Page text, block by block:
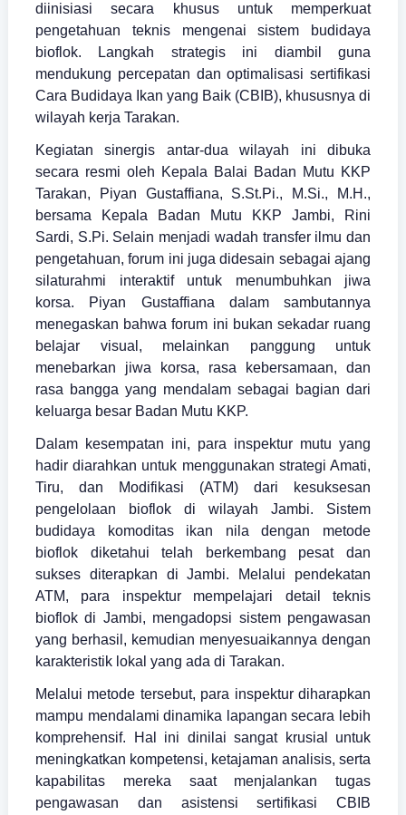
diinisiasi secara khusus untuk memperkuat
pengetahuan teknis mengenai sistem budidaya
bioflok. Langkah strategis ini diambil guna
mendukung percepatan dan optimalisasi sertifikasi
Cara Budidaya Ikan yang Baik (CBIB), khususnya di
wilayah kerja Tarakan.
Kegiatan sinergis antar-dua wilayah ini dibuka
secara resmi oleh Kepala Balai Badan Mutu KKP
Tarakan, Piyan Gustaffiana, S.St.Pi., M.Si., M.H.,
bersama Kepala Badan Mutu KKP Jambi, Rini
Sardi, S.Pi. Selain menjadi wadah transfer ilmu dan
pengetahuan, forum ini juga didesain sebagai ajang
silaturahmi interaktif untuk menumbuhkan jiwa
korsa. Piyan Gustaffiana dalam sambutannya
menegaskan bahwa forum ini bukan sekadar ruang
belajar visual, melainkan panggung untuk
menebarkan jiwa korsa, rasa kebersamaan, dan
rasa bangga yang mendalam sebagai bagian dari
keluarga besar Badan Mutu KKP.
Dalam kesempatan ini, para inspektur mutu yang
hadir diarahkan untuk menggunakan strategi Amati,
Tiru, dan Modifikasi (ATM) dari kesuksesan
pengelolaan bioflok di wilayah Jambi. Sistem
budidaya komoditas ikan nila dengan metode
bioflok diketahui telah berkembang pesat dan
sukses diterapkan di Jambi. Melalui pendekatan
ATM, para inspektur mempelajari detail teknis
bioflok di Jambi, mengadopsi sistem pengawasan
yang berhasil, kemudian menyesuaikannya dengan
karakteristik lokal yang ada di Tarakan.
Melalui metode tersebut, para inspektur diharapkan
mampu mendalami dinamika lapangan secara lebih
komprehensif. Hal ini dinilai sangat krusial untuk
meningkatkan kompetensi, ketajaman analisis, serta
kapabilitas mereka saat menjalankan tugas
pengawasan dan asistensi sertifikasi CBIB